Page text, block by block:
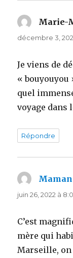
Marie-
décembre 3,
Je viens de
« bouyouyou
quel
voyage dans
Répondre
juin 26, 2022 à
C’est
mère qui
Marseille,